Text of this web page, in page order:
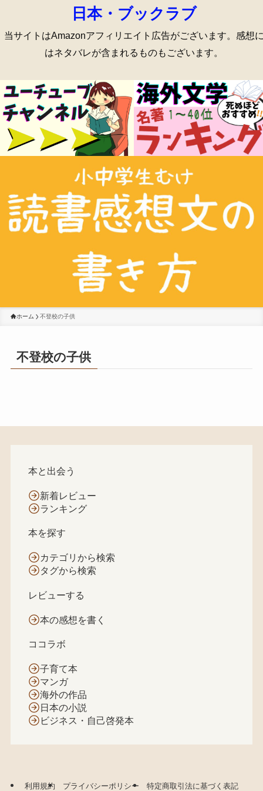
日本・ブックラブ
当サイトはAmazonアフィリエイト広告がございます。感想
はネタバレが含まれるものもございます。
ホーム 不登校の子供
不登校の子供
本と出会う
新着レビュー
ランキング
本を探す
カテゴリから検索
タグから検索
レビューする
本の感想を書く
ココラボ
子育て本
マンガ
海外の作品
日本の小説
ビジネス・自己啓発本
利用規約 プライバシーポリシー 特定商取引法に基づく表記